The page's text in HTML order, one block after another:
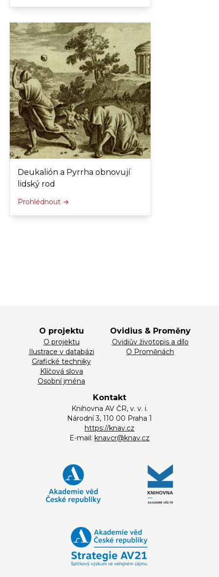
Deukalión a Pyrrha obnovují
lidský rod
Prohlédnout →
O projektu
O projektu
Ilustrace v databázi
Grafické techniky
Klíčová slova
Osobní jména
Ovidius & Proměny
Ovidiův životopis a dílo
O Proměnách
Kontakt
Knihovna AV ČR, v. v. i.
Národní 3, 110 00 Praha 1
https://knav.cz
E-mail: knavcr@knav.cz